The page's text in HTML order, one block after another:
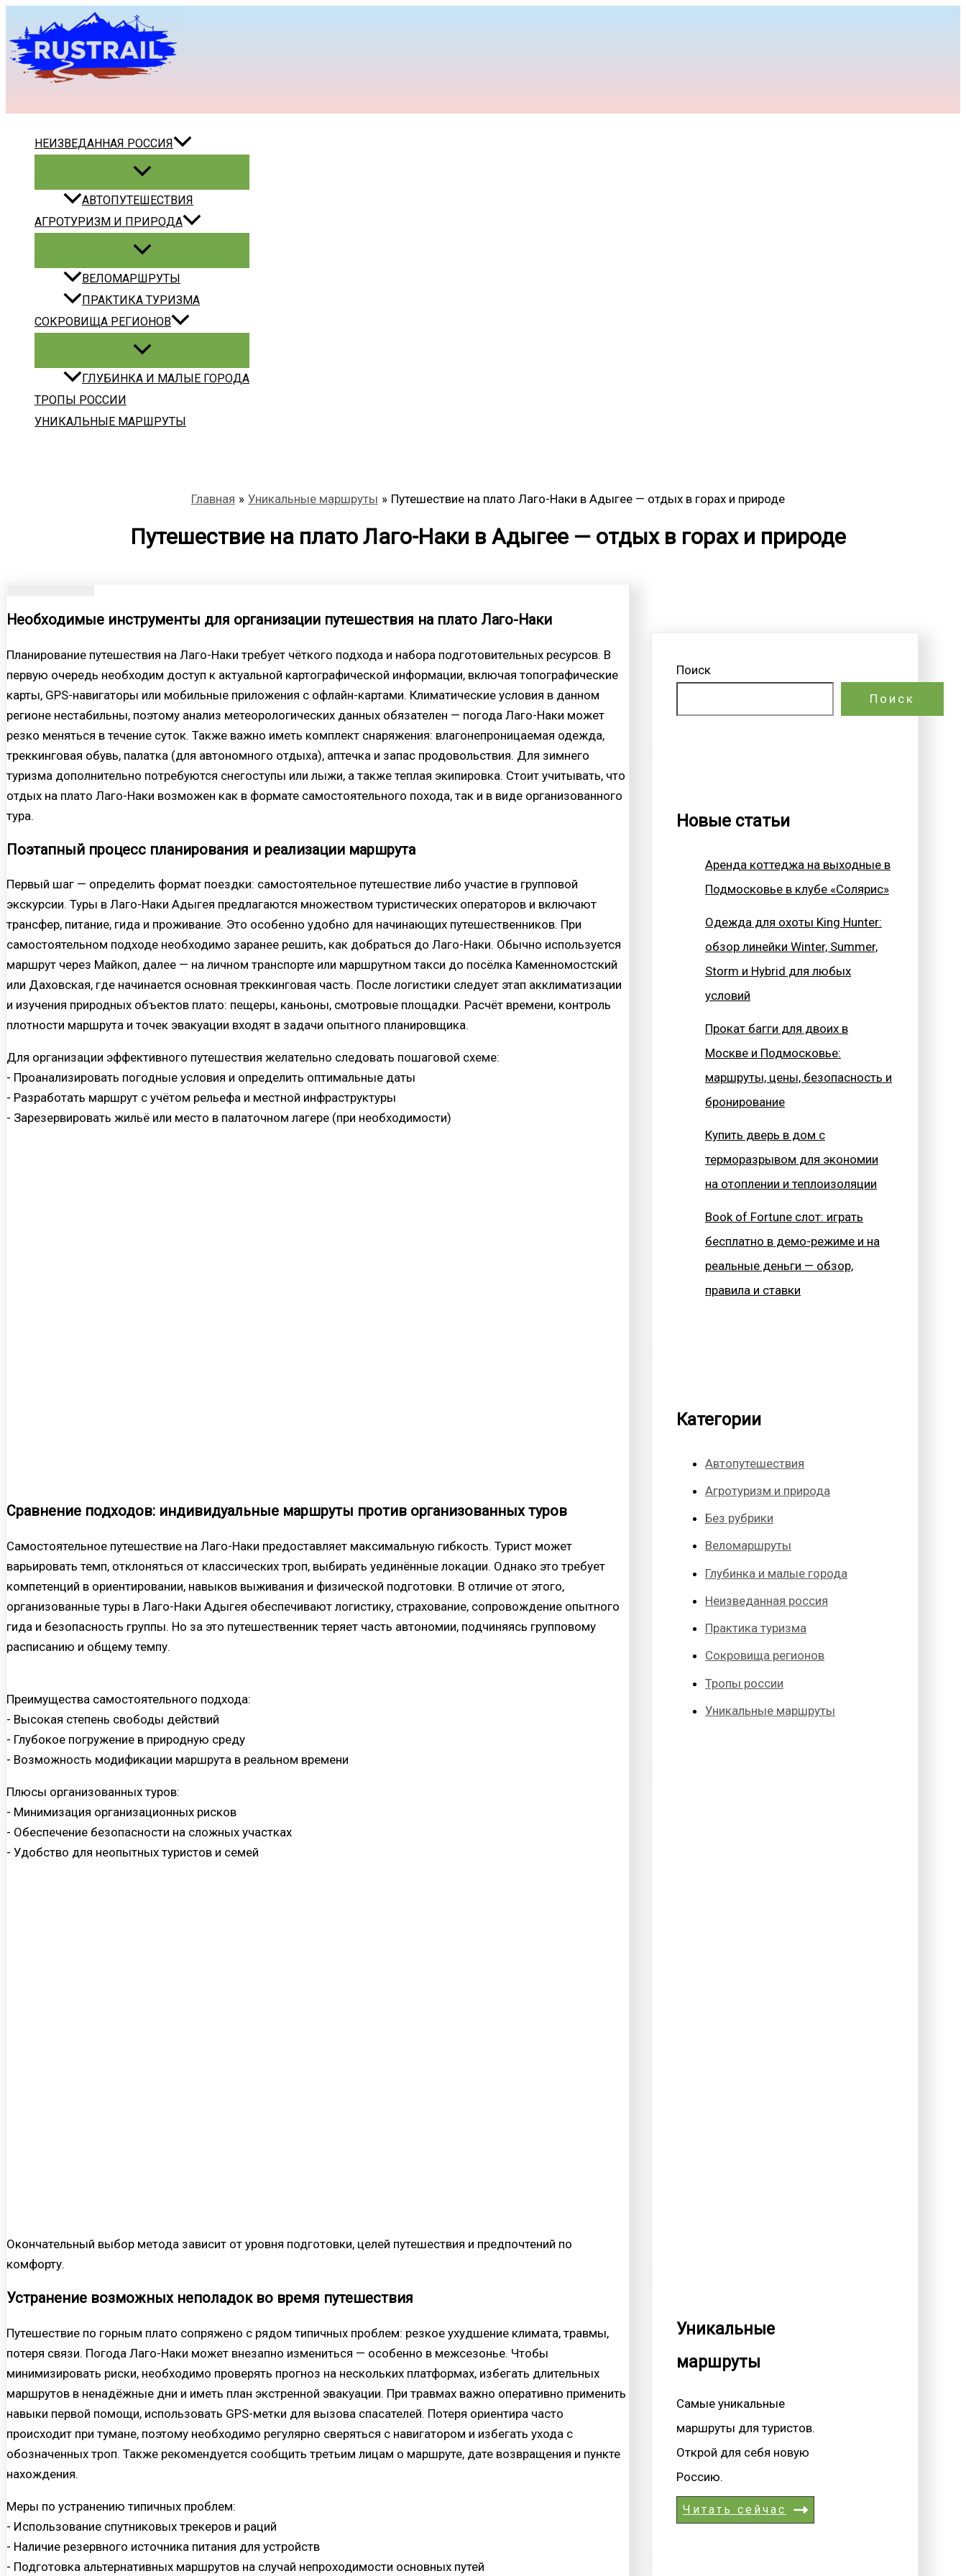
содержимому
НЕИЗВЕДАННАЯ РОССИЯ
АВТОПУТЕШЕСТВИЯ
АГРОТУРИЗМ И ПРИРОДА
ВЕЛОМАРШРУТЫ
ПРАКТИКА ТУРИЗМА
СОКРОВИЩА РЕГИОНОВ
ГЛУБИНКА И МАЛЫЕ ГОРОДА
ТРОПЫ РОССИИ
УНИКАЛЬНЫЕ МАРШРУТЫ
Главная Уникальные маршруты Путешествие на плато Лаго-Наки в Адыгее — отдых в горах и природе
Путешествие на плато Лаго-Наки в Адыгее — отдых в горах и природе
Необходимые инструменты для организации путешествия на плато Лаго-Наки
Планирование путешествия на Лаго-Наки требует чёткого подхода и набора подготовительных ресурсов. В
первую очередь необходим доступ к актуальной картографической информации, включая топографические
карты, GPS-навигаторы или мобильные приложения с офлайн-картами. Климатические условия в данном
регионе нестабильны, поэтому анализ метеорологических данных обязателен — погода Лаго-Наки может
резко меняться в течение суток. Также важно иметь комплект снаряжения: влагонепроницаемая одежда,
треккинговая обувь, палатка (для автономного отдыха), аптечка и запас продовольствия. Для зимнего
туризма дополнительно потребуются снегоступы или лыжи, а также теплая экипировка. Стоит учитывать, что
отдых на плато Лаго-Наки возможен как в формате самостоятельного похода, так и в виде организованного
тура.
Поэтапный процесс планирования и реализации маршрута
Первый шаг — определить формат поездки: самостоятельное путешествие либо участие в групповой
экскурсии. Туры в Лаго-Наки Адыгея предлагаются множеством туристических операторов и включают
трансфер, питание, гида и проживание. Это особенно удобно для начинающих путешественников. При
самостоятельном подходе необходимо заранее решить, как добраться до Лаго-Наки. Обычно используется
маршрут через Майкоп, далее — на личном транспорте или маршрутном такси до посёлка Каменномостский
или Даховская, где начинается основная треккинговая часть. После логистики следует этап акклиматизации
и изучения природных объектов плато: пещеры, каньоны, смотровые площадки. Расчёт времени, контроль
плотности маршрута и точек эвакуации входят в задачи опытного планировщика.
Для организации эффективного путешествия желательно следовать пошаговой схеме:
- Проанализировать погодные условия и определить оптимальные даты
- Разработать маршрут с учётом рельефа и местной инфраструктуры
- Зарезервировать жильё или место в палаточном лагере (при необходимости)
Сравнение подходов: индивидуальные маршруты против организованных туров
Самостоятельное путешествие на Лаго-Наки предоставляет максимальную гибкость. Турист может
варьировать темп, отклоняться от классических троп, выбирать уединённые локации. Однако это требует
компетенций в ориентировании, навыков выживания и физической подготовки. В отличие от этого,
организованные туры в Лаго-Наки Адыгея обеспечивают логистику, страхование, сопровождение опытного
гида и безопасность группы. Но за это путешественник теряет часть автономии, подчиняясь групповому
расписанию и общему темпу.
Преимущества самостоятельного подхода:
- Высокая степень свободы действий
- Глубокое погружение в природную среду
- Возможность модификации маршрута в реальном времени
Плюсы организованных туров:
- Минимизация организационных рисков
- Обеспечение безопасности на сложных участках
- Удобство для неопытных туристов и семей
Окончательный выбор метода зависит от уровня подготовки, целей путешествия и предпочтений по
комфорту.
Устранение возможных неполадок во время путешествия
Путешествие по горным плато сопряжено с рядом типичных проблем: резкое ухудшение климата, травмы,
потеря связи. Погода Лаго-Наки может внезапно измениться — особенно в межсезонье. Чтобы
минимизировать риски, необходимо проверять прогноз на нескольких платформах, избегать длительных
маршрутов в ненадёжные дни и иметь план экстренной эвакуации. При травмах важно оперативно применить
навыки первой помощи, использовать GPS-метки для вызова спасателей. Потеря ориентира часто
происходит при тумане, поэтому необходимо регулярно сверяться с навигатором и избегать ухода с
обозначенных троп. Также рекомендуется сообщить третьим лицам о маршруте, дате возвращения и пункте
нахождения.
Меры по устранению типичных проблем:
- Использование спутниковых трекеров и раций
- Наличие резервного источника питания для устройств
- Подготовка альтернативных маршрутов на случай непроходимости основных путей
Поиск
Поиск
Новые статьи
Аренда коттеджа на выходные в
Подмосковье в клубе «Солярис»
Одежда для охоты King Hunter:
обзор линейки Winter, Summer,
Storm и Hybrid для любых
условий
Прокат багги для двоих в
Москве и Подмосковье:
маршруты, цены, безопасность и
бронирование
Купить дверь в дом с
терморазрывом для экономии
на отоплении и теплоизоляции
Book of Fortune слот: играть
бесплатно в демо-режиме и на
реальные деньги — обзор,
правила и ставки
Категории
Автопутешествия
Агротуризм и природа
Без рубрики
Веломаршруты
Глубинка и малые города
Неизведанная россия
Практика туризма
Сокровища регионов
Тропы россии
Уникальные маршруты
Уникальные
маршруты
Самые уникальные
маршруты для туристов.
Открой для себя новую
Россию.
Читать сейчас